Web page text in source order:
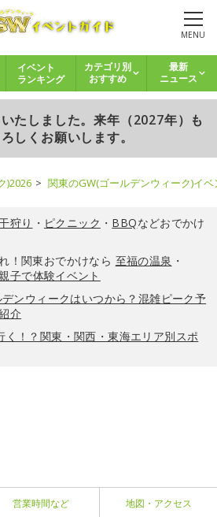
MENU
イベント
ランキング
カテゴリ別
おすすめ
最新
ニュース
たしました。来年（2027年）も
しくお願いします。
)2026 関東のGW(ゴールデンウィーク)イ
狩り ・ ピクニック ・ BBQなどおでかけ
！関東おでかけなら 至福の温泉 ・
子で体験イベント
ンウィークはいつから？混雑ピーク予
介
く！？関東・関西・東海エリア別スポ
営業時間など 地図・アクセス